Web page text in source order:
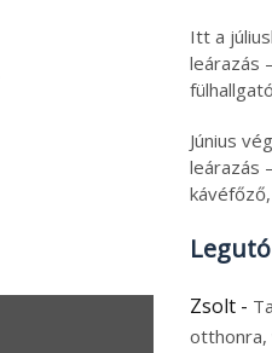
Itt a
leárazás
Június
leárazás
Zsolt -
otthonra,